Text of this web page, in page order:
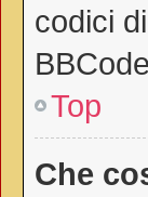
codici
Top
Che